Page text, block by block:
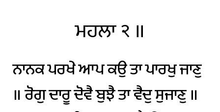
ਮਹਲਾ੨ ॥
ਨਾਨਕਪਰਖੇਆਪਕਉਤਾਪਾਰਖੁਜਾਣੁ
॥ਰੋਗੁਦਾਰੂਦੋਵੈਬੁਝੈਤਾਵੈਦੁਸੁਜਾਣੁ॥